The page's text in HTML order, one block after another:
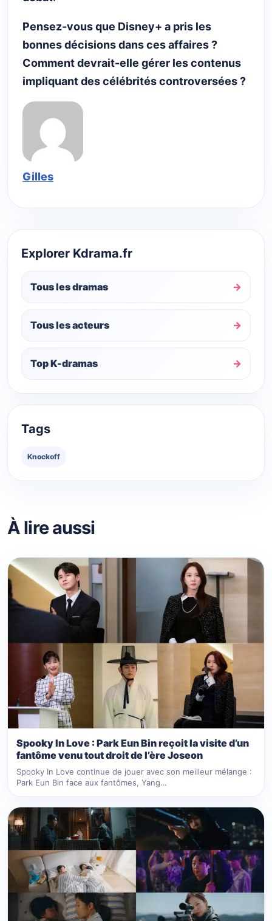
Pensez-vous que Disney+ a pris les
bonnes décisions dans ces affaires ?
Comment devrait-elle gérer les contenus
impliquant des célébrités controversées ?
Gilles
Explorer Kdrama.fr
Tous les dramas
Tous les acteurs
Top K-dramas
Tags
Knockoff
À lire aussi
Spooky In Love : Park Eun Bin reçoit la visite d’un
fantôme venu tout droit de l’ère Joseon
Spooky In Love continue de jouer avec son meilleur mélange :
Park Eun Bin face aux fantômes, Yang…